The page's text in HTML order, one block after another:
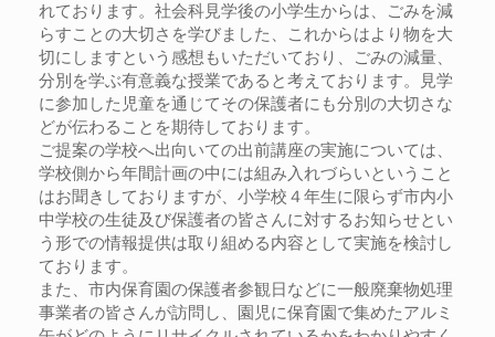
れております。社会科見学後の小学生からは、ごみを減
らすことの大切さを学びました、これからはより物を大
切にしますという感想もいただいており、ごみの減量、
分別を学ぶ有意義な授業であると考えております。見学
に参加した児童を通じてその保護者にも分別の大切さな
どが伝わることを期待しております。
ご提案の学校へ出向いての出前講座の実施については、
学校側から年間計画の中には組み入れづらいということ
はお聞きしておりますが、小学校４年生に限らず市内小
中学校の生徒及び保護者の皆さんに対するお知らせとい
う形での情報提供は取り組める内容として実施を検討し
ております。
また、市内保育園の保護者参観日などに一般廃棄物処理
事業者の皆さんが訪問し、園児に保育園で集めたアルミ